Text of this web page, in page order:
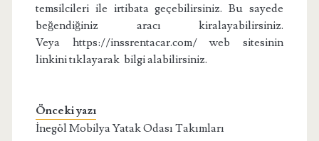
temsilcileri ile irtibata geçebilirsiniz. Bu sayede
beğendiğiniz aracı kiralayabilirsiniz.
Veya https://inssrentacar.com/ web sitesinin
linkini tıklayarak bilgi alabilirsiniz.
Önceki yazı
İnegöl Mobilya Yatak Odası Takımları